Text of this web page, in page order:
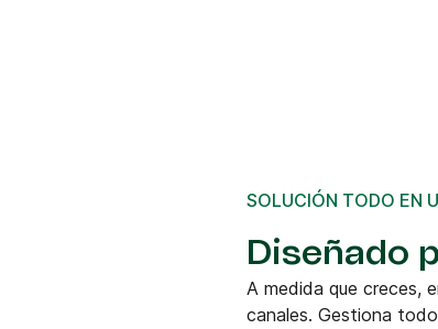
SOLUCIÓN TODO EN
Diseñado
A medida que creces,
canales. Gestiona